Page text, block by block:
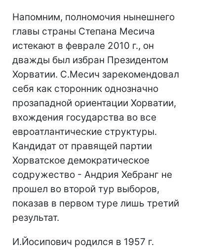
Напомним, полномочия нынешнего
главы страны Степана Месича
истекают в феврале 2010 г., он
дважды был избран Президентом
Хорватии. С.Месич зарекомендовал
себя как сторонник однозначно
прозападной ориентации Хорватии,
вхождения государства во все
евроатлантические структуры.
Кандидат от правящей партии
Хорватское демократическое
содружество - Андрия Хебранг не
прошел во второй тур выборов,
показав в первом туре лишь третий
результат.
И.Йосипович родился в 1957 г.